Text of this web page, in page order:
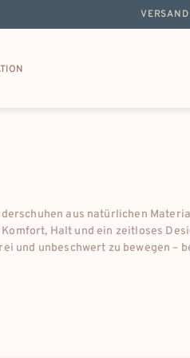
aus natürlichen
Halt und ein zeitloses
und unbeschwert zu bewegen –